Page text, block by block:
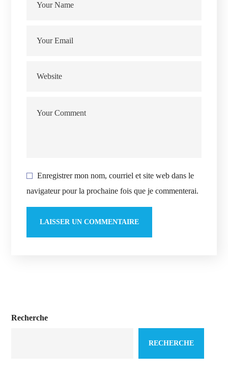
Enregistrer mon nom, courriel et site web dans le
navigateur pour la prochaine fois que je commenterai.
Recherche
RECHERCHE